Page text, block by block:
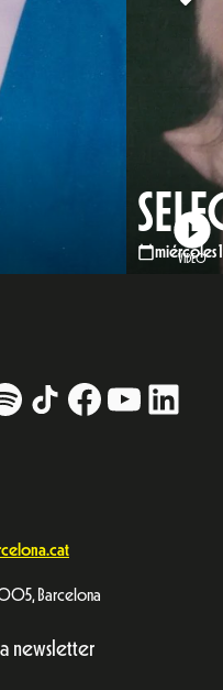
VIDEO
TikTokFacebook
Barcelona
newsletter